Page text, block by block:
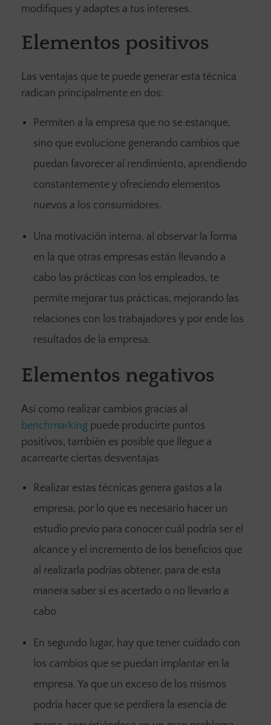
modifiques y adaptes a tus intereses.
Elementos positivos
Las ventajas que te puede generar esta técnica
radican principalmente en dos:
Permiten a la empresa que no se estanque,
sino que evolucione generando cambios que
puedan favorecer al rendimiento, aprendiendo
constantemente y ofreciendo elementos
nuevos a los consumidores.
Una motivación interna, al observar la forma
en la que otras empresas están llevando a
cabo las prácticas con los empleados, te
permite mejorar tus prácticas, mejorando las
relaciones con los trabajadores y por ende los
resultados de la empresa.
Elementos negativos
Así como realizar cambios gracias al
benchmarking puede producirte puntos
positivos, también es posible que llegue a
acarrearte ciertas desventajas
Realizar estas técnicas genera gastos a la
empresa, por lo que es necesario hacer un
estudio previo para conocer cuál podría ser el
alcance y el incremento de los beneficios que
al realizarla podrías obtener, para de esta
manera saber si es acertado o no llevarlo a
cabo
En segundo lugar, hay que tener cuidado con
los cambios que se puedan implantar en la
empresa. Ya que un exceso de los mismos
podría hacer que se perdiera la esencia de